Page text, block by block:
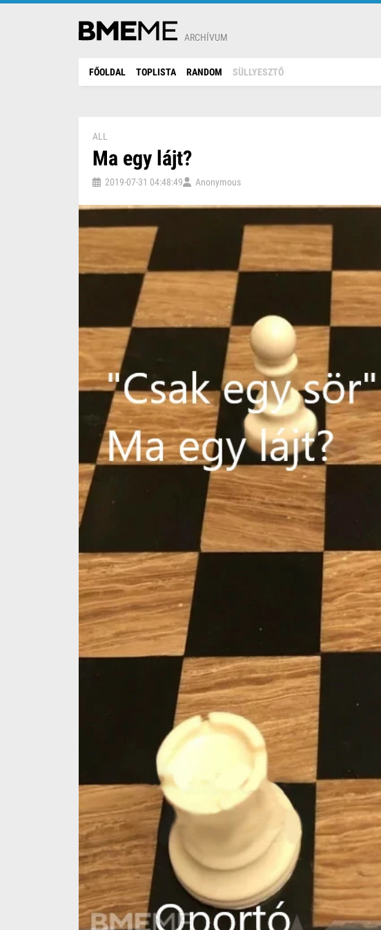
ARCHÍVUM
FŐOLDAL TOPLISTA RANDOM SÜLLYESZTŐ
ALL
Ma egy lájt?
2019-07-31 04:48:49 Anonymous